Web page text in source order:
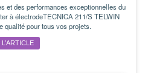
et des performances exceptionnelles du
à électrodeTECNICA 211/S TELWIN
qualité pour tous vos projets.
L’ARTICLE